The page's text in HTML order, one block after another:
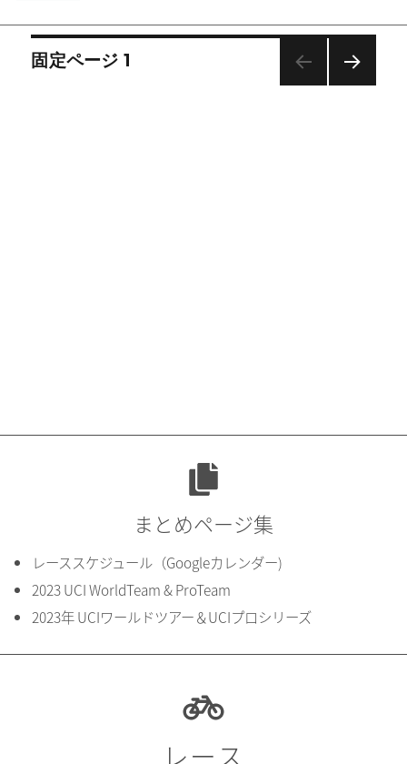
投
稿
固定ページ 1
まとめページ集
レーススケジュール（Googleカレンダー)
2023 UCI WorldTeam & ProTeam
2023年 UCIワールドツアー＆UCIプロシリーズ
レース